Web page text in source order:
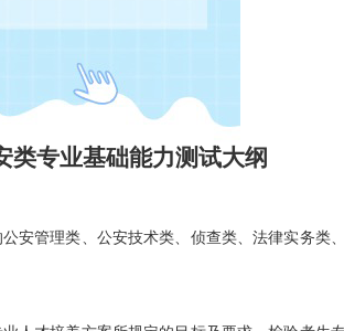
专业基础能力测试大纲
管理类、公安技术类、侦查类、法律实务类